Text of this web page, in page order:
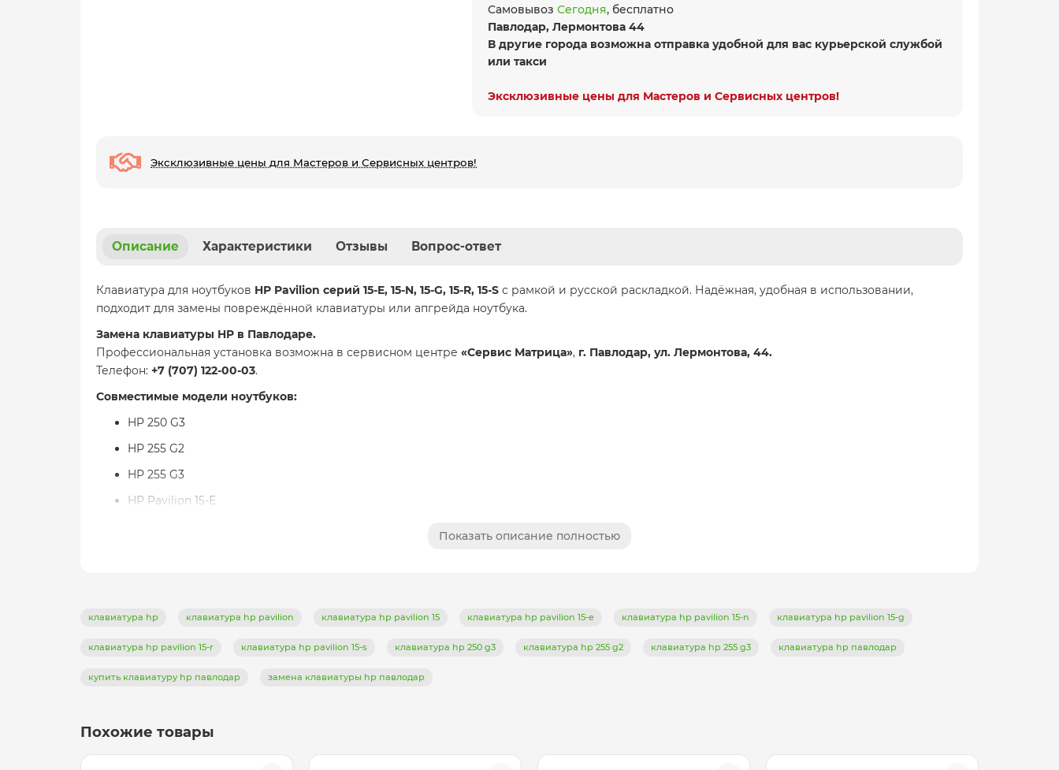
Самовывоз Сегодня, бесплатно
Павлодар, Лермонтова 44
В другие города возможна отправка удобной для вас курьерской службой
или такси
Эксклюзивные цены для Мастеров и Сервисных центров!
Эксклюзивные цены для Мастеров и Сервисных центров!
Описание Характеристики Отзывы Вопрос-ответ
Клавиатура для ноутбуков HP Pavilion серий 15-E, 15-N, 15-G, 15-R, 15-S с рамкой и русской раскладкой. Надёжная, удобная в использовании,
подходит для замены повреждённой клавиатуры или апгрейда ноутбука.
Замена клавиатуры HP в Павлодаре.
Профессиональная установка возможна в сервисном центре «Сервис Матрица», г. Павлодар, ул. Лермонтова, 44.
Телефон: +7 (707) 122-00-03.
Совместимые модели ноутбуков:
HP 250 G3
HP 255 G2
HP 255 G3
HP Pavilion 15-E
HP Pavilion 15z-E
Показать описание полностью
клавиатура hp клавиатура hp pavilion клавиатура hp pavilion 15 клавиатура hp pavilion 15-e клавиатура hp pavilion 15-n клавиатура hp pavilion 15-g
клавиатура hp pavilion 15-r клавиатура hp pavilion 15-s клавиатура hp 250 g3 клавиатура hp 255 g2 клавиатура hp 255 g3 клавиатура hp павлодар
купить клавиатуру hp павлодар замена клавиатуры hp павлодар
Похожие товары